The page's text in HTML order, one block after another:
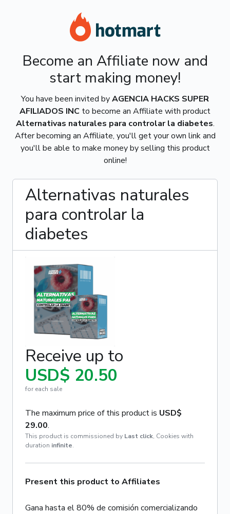
Become an Affiliate now and
start making money!
You have been invited byAGENCIA HACKS SUPER
AFILIADOS INC to become an Affiliate with product
Alternativas naturales para controlar la diabetes.
After becoming an Affiliate, you'll get your own link and
you'll be able to make money by selling this product
online!
Alternativas naturales
para controlar la
diabetes
Receive up to
USD$ 20.50
for each sale
The maximum price of this product is USD$
29.00.
This product is commissioned by Last click, Cookies with
duration infinite.
Present this product to Affiliates
Gana hasta el 80% de comisión comercializando